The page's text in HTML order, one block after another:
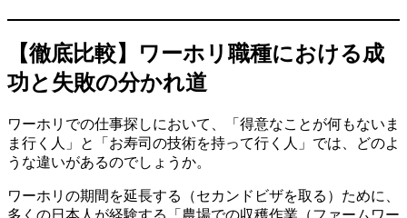
【徹底比較】ワーホリ職種における成
功と失敗の分かれ道
ワーホリでの仕事探しにおいて、「得意なことが何もないま
ま行く人」と「お寿司の技術を持って行く人」では、どのよ
うな違いがあるのでしょうか。
ワーホリの期間を延長する（セカンドビザを取る）ために、
多くの日本人が経験する「農場での収穫作業（ファームワー